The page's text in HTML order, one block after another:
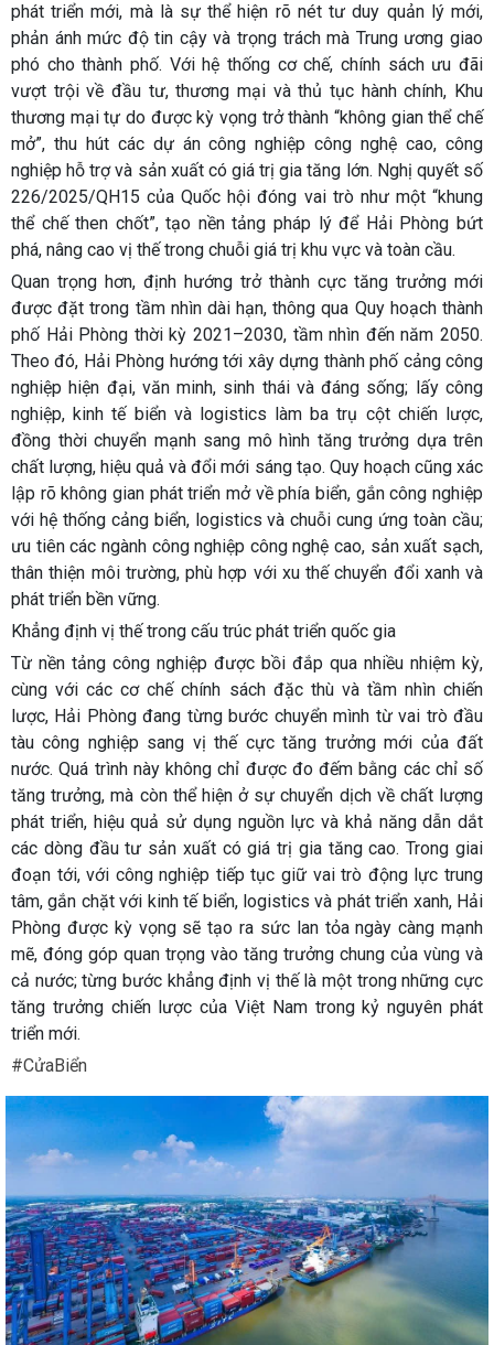
phát triển mới, mà là sự thể hiện rõ nét tư duy quản lý mới,
phản ánh mức độ tin cậy và trọng trách mà Trung ương giao
phó cho thành phố. Với hệ thống cơ chế, chính sách ưu đãi
vượt trội về đầu tư, thương mại và thủ tục hành chính, Khu
thương mại tự do được kỳ vọng trở thành “không gian thể chế
mở”, thu hút các dự án công nghiệp công nghệ cao, công
nghiệp hỗ trợ và sản xuất có giá trị gia tăng lớn. Nghị quyết số
226/2025/QH15 của Quốc hội đóng vai trò như một “khung
thể chế then chốt”, tạo nền tảng pháp lý để Hải Phòng bứt
phá, nâng cao vị thế trong chuỗi giá trị khu vực và toàn cầu.
Quan trọng hơn, định hướng trở thành cực tăng trưởng mới
được đặt trong tầm nhìn dài hạn, thông qua Quy hoạch thành
phố Hải Phòng thời kỳ 2021–2030, tầm nhìn đến năm 2050.
Theo đó, Hải Phòng hướng tới xây dựng thành phố cảng công
nghiệp hiện đại, văn minh, sinh thái và đáng sống; lấy công
nghiệp, kinh tế biển và logistics làm ba trụ cột chiến lược,
đồng thời chuyển mạnh sang mô hình tăng trưởng dựa trên
chất lượng, hiệu quả và đổi mới sáng tạo. Quy hoạch cũng xác
lập rõ không gian phát triển mở về phía biển, gắn công nghiệp
với hệ thống cảng biển, logistics và chuỗi cung ứng toàn cầu;
ưu tiên các ngành công nghiệp công nghệ cao, sản xuất sạch,
thân thiện môi trường, phù hợp với xu thế chuyển đổi xanh và
phát triển bền vững.
Khẳng định vị thế trong cấu trúc phát triển quốc gia
Từ nền tảng công nghiệp được bồi đắp qua nhiều nhiệm kỳ,
cùng với các cơ chế chính sách đặc thù và tầm nhìn chiến
lược, Hải Phòng đang từng bước chuyển mình từ vai trò đầu
tàu công nghiệp sang vị thế cực tăng trưởng mới của đất
nước. Quá trình này không chỉ được đo đếm bằng các chỉ số
tăng trưởng, mà còn thể hiện ở sự chuyển dịch về chất lượng
phát triển, hiệu quả sử dụng nguồn lực và khả năng dẫn dắt
các dòng đầu tư sản xuất có giá trị gia tăng cao. Trong giai
đoạn tới, với công nghiệp tiếp tục giữ vai trò động lực trung
tâm, gắn chặt với kinh tế biển, logistics và phát triển xanh, Hải
Phòng được kỳ vọng sẽ tạo ra sức lan tỏa ngày càng mạnh
mẽ, đóng góp quan trọng vào tăng trưởng chung của vùng và
cả nước; từng bước khẳng định vị thế là một trong những cực
tăng trưởng chiến lược của Việt Nam trong kỷ nguyên phát
triển mới.
#CửaBiển